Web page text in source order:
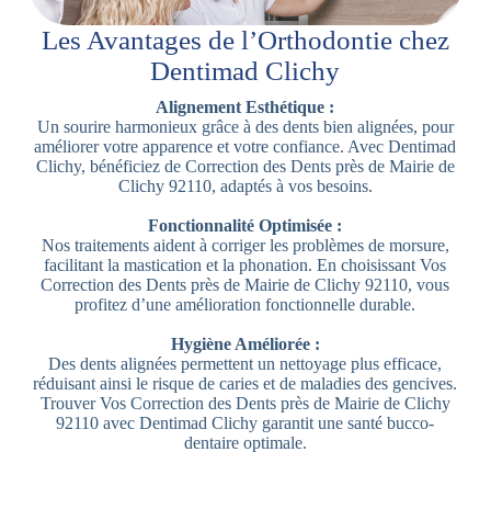
Les Avantages de l’Orthodontie chez
Dentimad Clichy
Alignement Esthétique :
Un sourire harmonieux grâce à des dents bien alignées, pour
améliorer votre apparence et votre confiance. Avec Dentimad
Clichy, bénéficiez de Correction des Dents près de Mairie de
Clichy 92110, adaptés à vos besoins.
Fonctionnalité Optimisée :
Nos traitements aident à corriger les problèmes de morsure,
facilitant la mastication et la phonation. En choisissant Vos
Correction des Dents près de Mairie de Clichy 92110, vous
profitez d’une amélioration fonctionnelle durable.
Hygiène Améliorée :
Des dents alignées permettent un nettoyage plus efficace,
réduisant ainsi le risque de caries et de maladies des gencives.
Trouver Vos Correction des Dents près de Mairie de Clichy
92110 avec Dentimad Clichy garantit une santé bucco-
dentaire optimale.